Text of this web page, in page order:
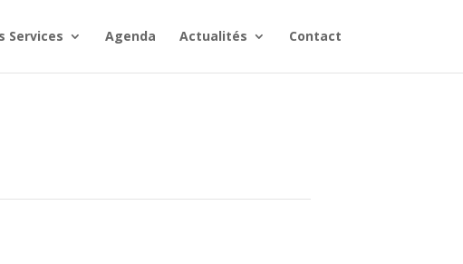
Services Agenda Actualités Contact